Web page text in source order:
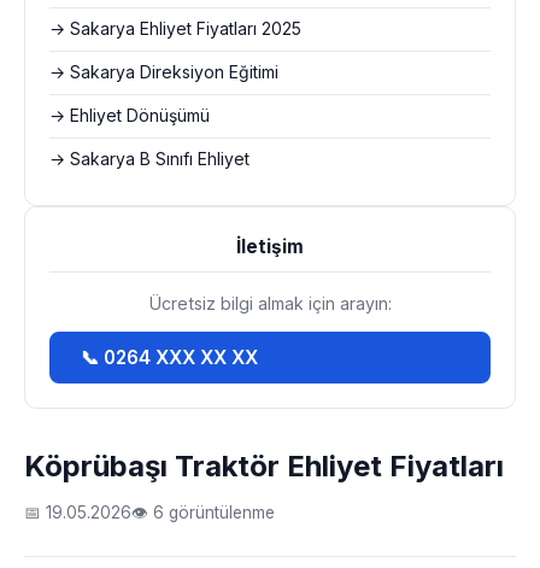
Köprübaşı Traktör Ehliyet Fiyatları
📅 19.05.2026👁 6 görüntülenme
→ Sakarya Ehliyet Fiyatları 2025
→ Sakarya Direksiyon Eğitimi
→ Ehliyet Dönüşümü
→ Sakarya B Sınıfı Ehliyet
İletişim
Ücretsiz bilgi almak için arayın:
📞 0264 XXX XX XX